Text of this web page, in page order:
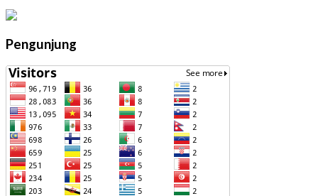
Pengunjung